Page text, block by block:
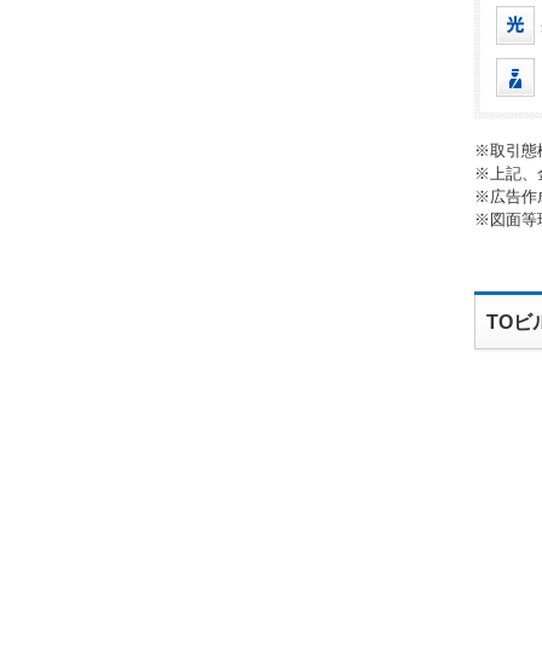
※取引態
※上記、
※広告作
※図面等
TOビ